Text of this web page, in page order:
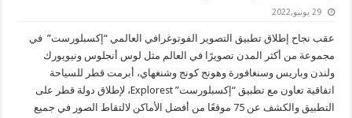
29 يونيو,2022
عقب نجاح إطلاق تطبيق التصوير الفوتوغرافي العالمي “إكسبلورست” في
مجموعة من أكثر المدن تصويرًا في العالم مثل لوس أنجلوس ونيويورك
ولندن وباريس وسنغافورة وهونج كونج وشنغهاي، أبرمت قطر للسياحة
اتفاقية تعاون مع تطبيق “إكسبلورست” Explorest، لإطلاق دولة قطر على
التطبيق والكشف عن 75 موقعًا من أفضل الأماكن لالتقاط الصور في جميع